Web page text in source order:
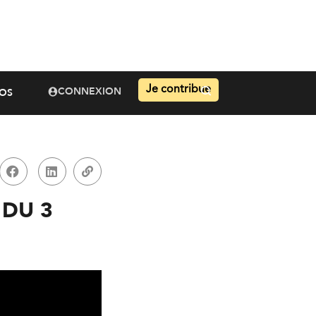
CONNEXION Je contribue
3